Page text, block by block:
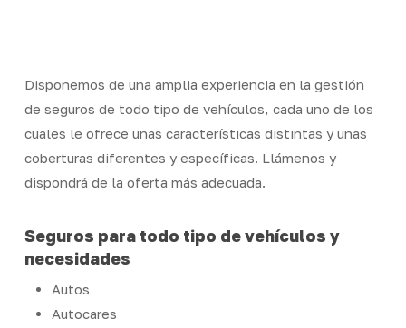
contentDisponemos de una amplia experiencia en la gestión
de seguros de todo tipo de vehículos, cada uno de los
cuales le ofrece unas características distintas y unas
coberturas diferentes y específicas. Llámenos y
dispondrá de la oferta más adecuada.
Seguros para todo tipo de vehículos y
necesidades
Autos
Autocares
Menu